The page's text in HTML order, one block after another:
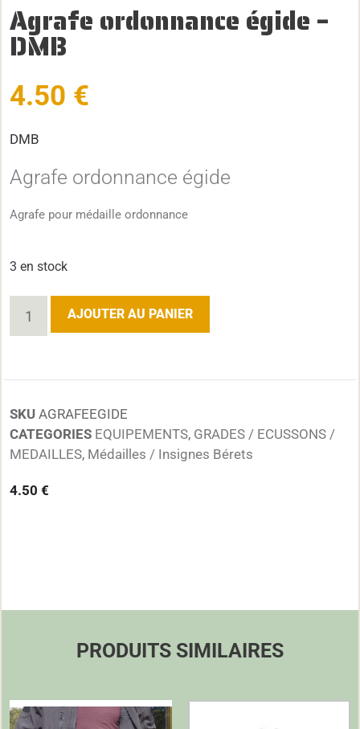
Agrafe ordonnance égide –
DMB
4.50 €
DMB
Agrafe ordonnance égide
Agrafe pour médaille ordonnance
3 en stock
AJOUTER AU PANIER
SKU AGRAFEEGIDE
CATEGORIES EQUIPEMENTS, GRADES / ECUSSONS /
MEDAILLES, Médailles / Insignes Bérets
4.50 €
PRODUITS SIMILAIRES